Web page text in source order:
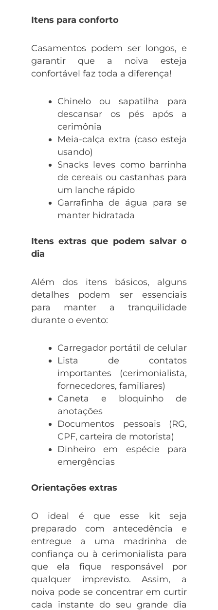
Itens para conforto
Casamentos podem ser longos, e
garantir que a noiva esteja
confortável faz toda a diferença!
Chinelo ou sapatilha para
descansar os pés após a
cerimônia
Meia-calça extra (caso esteja
usando)
Snacks leves como barrinha
de cereais ou castanhas para
um lanche rápido
Garrafinha de água para se
manter hidratada
Itens extras que podem salvar o
dia
Além dos itens básicos, alguns
detalhes podem ser essenciais
para manter a tranquilidade
durante o evento:
Carregador portátil de celular
Lista de contatos
importantes (cerimonialista,
fornecedores, familiares)
Caneta e bloquinho de
anotações
Documentos pessoais (RG,
CPF, carteira de motorista)
Dinheiro em espécie para
emergências
Orientações extras
O ideal é que esse kit seja
preparado com antecedência e
entregue a uma madrinha de
confiança ou à cerimonialista para
que ela fique responsável por
qualquer imprevisto. Assim, a
noiva pode se concentrar em curtir
cada instante do seu grande dia